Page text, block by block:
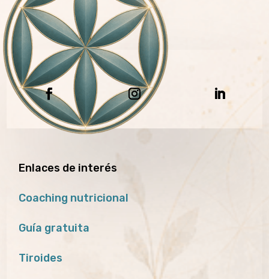
Enlaces de interés
Coaching nutricional
Guía gratuita
Tiroides